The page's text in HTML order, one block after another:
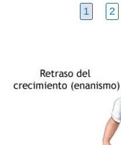
1 2